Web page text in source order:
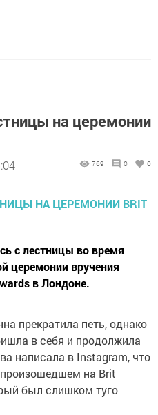
на церемонии
769 0 0
с лестницы во время
церемонии вручения
в Лондоне.
прекратила петь, однако
в себя и продолжила
написала в Instagram, что
произошедшем на Brit
был слишком туго